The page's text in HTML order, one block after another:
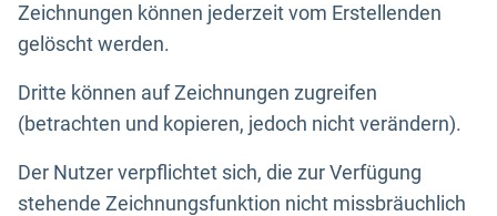
Zeichnungen können jederzeit vom Erstellenden
gelöscht werden.
Dritte können auf Zeichnungen zugreifen
(betrachten und kopieren, jedoch nicht verändern).
Der Nutzer verpflichtet sich, die zur Verfügung
stehende Zeichnungsfunktion nicht missbräuchlich